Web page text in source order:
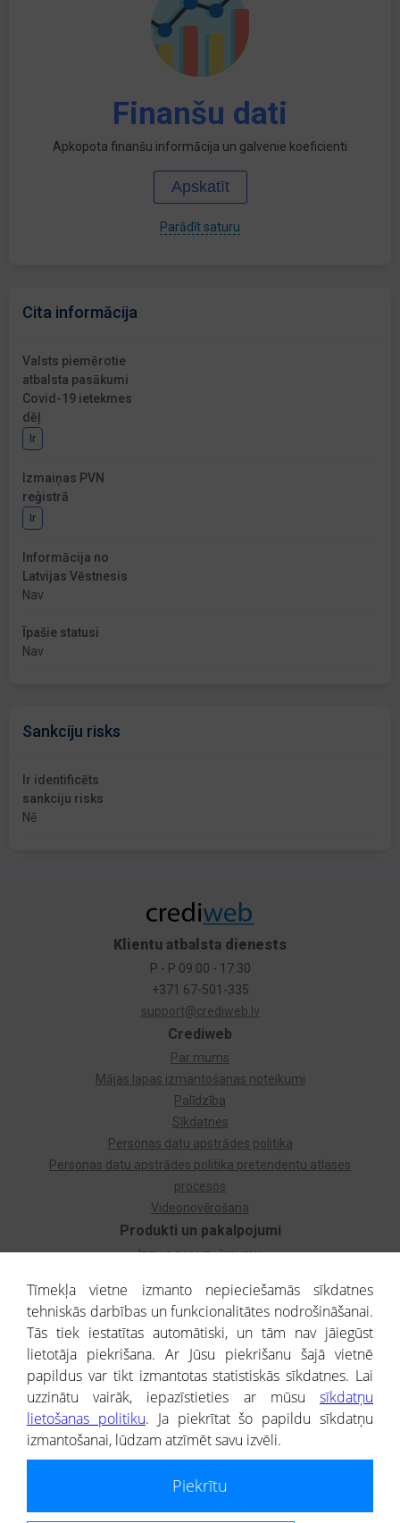
Finanšu dati
Apkopota finanšu informācija un galvenie koeficienti
Apskatīt
Parādīt saturu
Cita informācija
Valsts piemērotie
atbalsta pasākumi
Covid-19 ietekmes
dēļ
Ir
Izmaiņas PVN
reģistrā
Ir
Informācija no
Latvijas Vēstnesis
Nav
Īpašie statusi
Nav
Sankciju risks
Ir identificēts
sankciju risks
Nē
Produkti un pakalpojumi
Izziņa par uzņēmumu
Dzimtas koks
Uzņēmumu atlase
Monitorings
Kredītizziņa par ārvalstu uzņēmumiem
Crediweb
Par mums
Mājas lapas izmantošanas noteikumi
Palīdzība
Sīkdatnes
Personas datu apstrādes politika
Personas datu apstrādes politika pretendentu atlases
procesos
Videonovērošana
Klientu atbalsta dienests
P - P 09:00 - 17:30
+371 67-501-335
support@crediweb.lv
® CREDITREFORM Latvija
SIA
Portāla ietvaros saņemtajai informācijai ir uzziņas raksturs, un tai nav
Tīmekļa vietne izmanto nepieciešamās sīkdatnes
tehniskās darbības un funkcionalitātes nodrošināšanai.
Tās tiek iestatītas automātiski, un tām nav jāiegūst
lietotāja piekrišana. Ar Jūsu piekrišanu šajā vietnē
papildus var tikt izmantotas statistiskās sīkdatnes. Lai
uzzinātu vairāk, iepazīstieties ar mūsu sīkdatņu
lietošanas politiku. Ja piekrītat šo papildu sīkdatņu
izmantošanai, lūdzam atzīmēt savu izvēli.
Piekrītu